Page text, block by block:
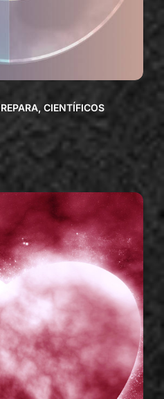
CIENTÍFICOS